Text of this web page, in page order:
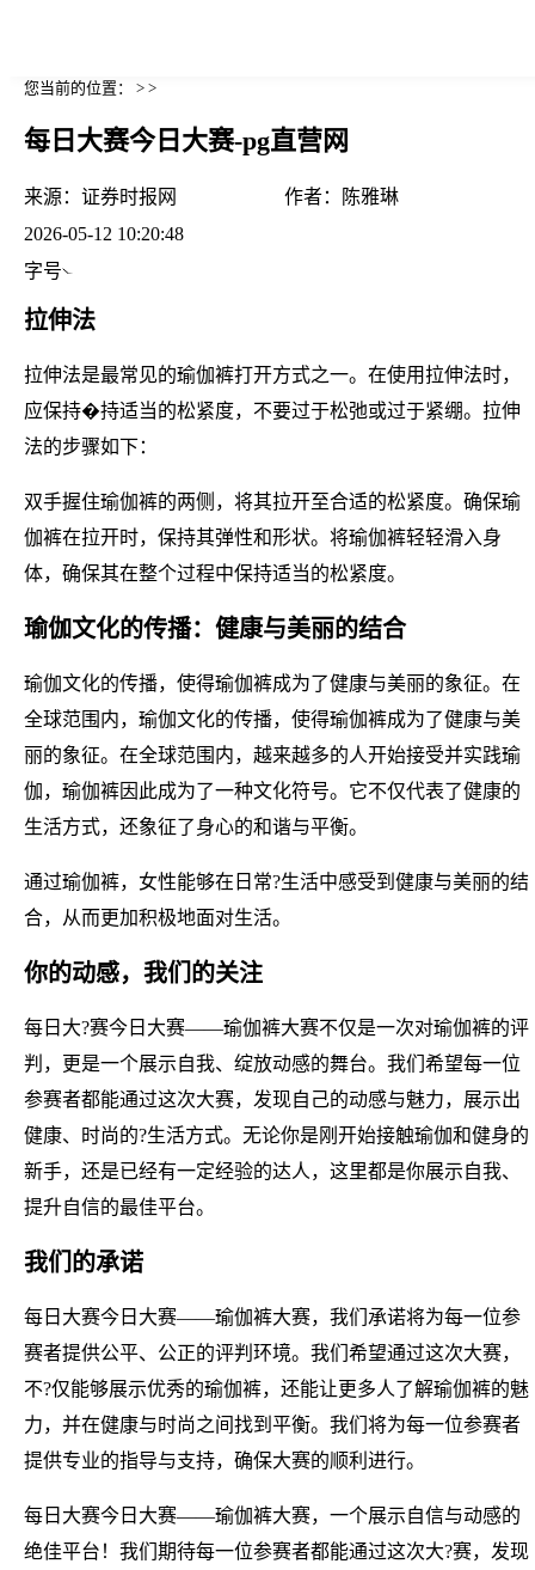
您当前的位置： > >
每日大赛今日大赛-pg直营网
来源： 证券时报网 作者：
陈雅琳
2026-05-12 10:20:48
字号
拉伸法
拉伸法是最常见的瑜伽裤打开方式之一。在使用拉伸法时，
应保持�持适当的松紧度，不要过于松弛或过于紧绷。拉伸
法的步骤如下：
双手握住瑜伽裤的两侧，将其拉开至合适的松紧度。确保瑜
伽裤在拉开时，保持其弹性和形状。将瑜伽裤轻轻滑入身
体，确保其在整个过程中保持适当的松紧度。
瑜伽文化的传播：健康与美丽的结合
瑜伽文化的传播，使得瑜伽裤成为了健康与美丽的象征。在
全球范围内，瑜伽文化的传播，使得瑜伽裤成为了健康与美
丽的象征。在全球范围内，越来越多的人开始接受并实践瑜
伽，瑜伽裤因此成为了一种文化符号。它不仅代表了健康的
生活方式，还象征了身心的和谐与平衡。
通过瑜伽裤，女性能够在日常?生活中感受到健康与美丽的结
合，从而更加积极地面对生活。
你的动感，我们的关注
每日大?赛今日大赛——瑜伽裤大赛不仅是一次对瑜伽裤的评
判，更是一个展示自我、绽放动感的舞台。我们希望每一位
参赛者都能通过这次大赛，发现自己的动感与魅力，展示出
健康、时尚的?生活方式。无论你是刚开始接触瑜伽和健身的
新手，还是已经有一定经验的达人，这里都是你展示自我、
提升自信的最佳平台。
我们的承诺
每日大赛今日大赛——瑜伽裤大赛，我们承诺将为每一位参
赛者提供公平、公正的评判环境。我们希望通过这次大赛，
不?仅能够展示优秀的瑜伽裤，还能让更多人了解瑜伽裤的魅
力，并在健康与时尚之间找到平衡。我们将为每一位参赛者
提供专业的指导与支持，确保大赛的顺利进行。
每日大赛今日大赛——瑜伽裤大赛，一个展示自信与动感的
绝佳平台！我们期待每一位参赛者都能通过这次大?赛，发现